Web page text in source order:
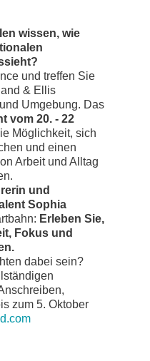
wissen, wie
und treffen Sie
& Ellis
Umgebung. Das
vom 20. - 22
Möglichkeit, sich
und einen
Arbeit und Alltag
und
Sophia
Erleben Sie,
Fokus und
dabei sein?
zum 5. Oktober